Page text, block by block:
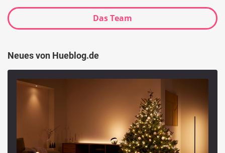
Das Team
Neues von Hueblog.de